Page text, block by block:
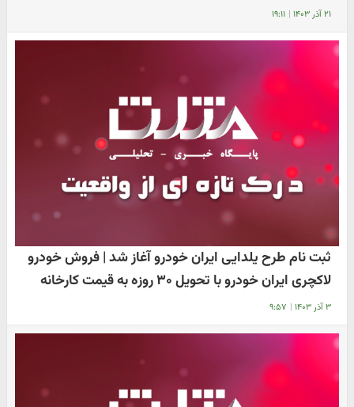
۲۱ آذر ۱۴۰۳ | ۱۹:۱۱
ثبت نام طرح یلدایی ایران خودرو آغاز شد | فروش خودرو
لاکچری ایران خودرو با تحویل ۳۰ روزه به قیمت کارخانه
۳ آذر ۱۴۰۳ | ۹:۵۷